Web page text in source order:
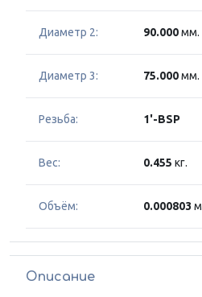
Диаметр 2: 90.000мм.
Диаметр 3: 75.000мм.
Резьба: 1'-BSP
Вес: 0.455 кг.
Объём: 0.000803 м
Описание